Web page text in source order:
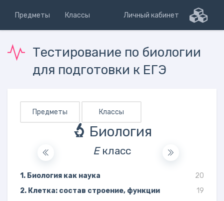
Предметы Классы Личный кабинет
Тестирование по биологии
для подготовки к ЕГЭ
Предметы Классы
Биология
Екласс
1. Биология как наука
20
2. Клетка: состав строение, функции
19